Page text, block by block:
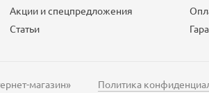
Акции и спецпредложения
Статьи
магазин» Политика